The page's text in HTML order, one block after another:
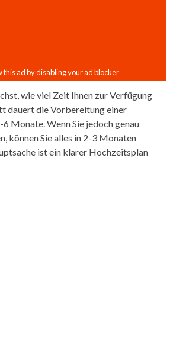
wie viel Zeit Ihnen zur Verfügung
dauert die Vorbereitung einer
Monate. Wenn Sie jedoch genau
können Sie alles in 2-3 Monaten
ist ein klarer Hochzeitsplan